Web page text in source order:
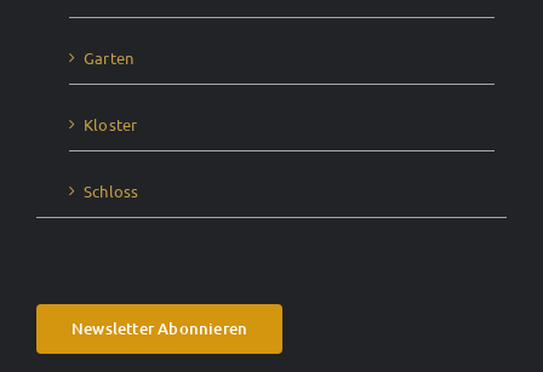
Garten
Kloster
Schloss
Newsletter Abonnieren